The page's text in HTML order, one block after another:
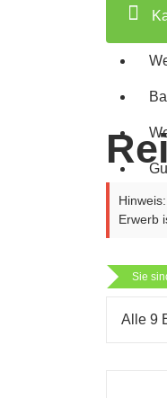
Erwerb
Alle 9
Sie